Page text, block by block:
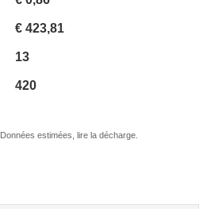
€ 423,81
13
420
estimées, lire la décharge.